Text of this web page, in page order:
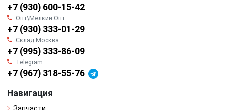
+7 (930) 600-15-42
Опт\Мелкий Опт
+7 (930) 333-01-29
Склад Москва
+7 (995) 333-86-09
Telegram
+7 (967) 318-55-76
Навигация